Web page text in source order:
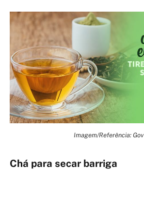
Imagem/Referência: Gov
Chá para secar barriga